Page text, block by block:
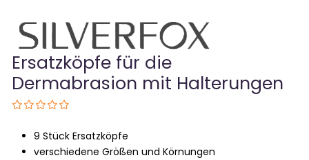
Ersatzköpfe für die
Dermabrasion mit Halterungen
9 Stück Ersatzköpfe
verschiedene Größen und Körnungen